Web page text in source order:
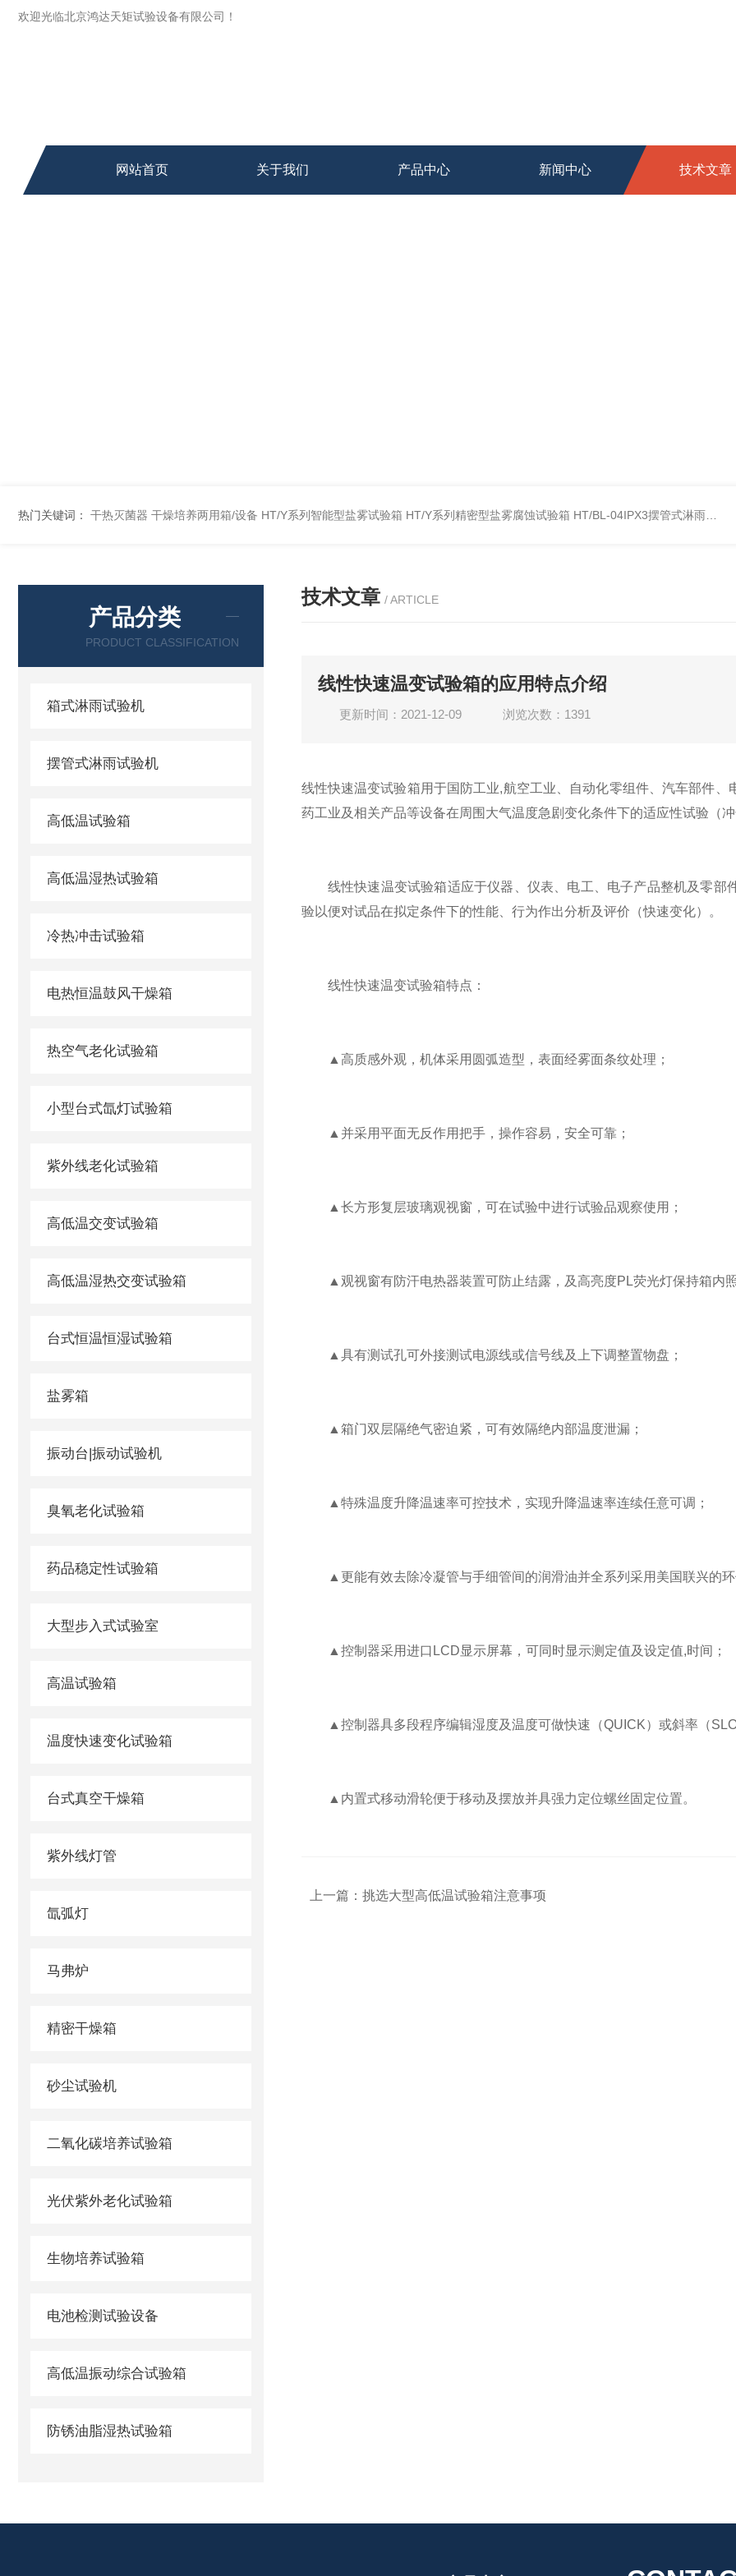
欢迎光临北京鸿达天矩试验设备有限公司！
网站首页 关于我们 产品中心 新闻中心 技术文章
热门关键词： 干热灭菌器 干燥培养两用箱/设备 HT/Y系列智能型盐雾试验箱 HT/Y系列精密型盐雾腐蚀试验箱 HT/BL-04IPX3摆管式淋雨试验机
产品分类
PRODUCT CLASSIFICATION
箱式淋雨试验机
摆管式淋雨试验机
高低温试验箱
高低温湿热试验箱
冷热冲击试验箱
电热恒温鼓风干燥箱
热空气老化试验箱
小型台式氙灯试验箱
紫外线老化试验箱
高低温交变试验箱
高低温湿热交变试验箱
台式恒温恒湿试验箱
盐雾箱
振动台|振动试验机
臭氧老化试验箱
药品稳定性试验箱
大型步入式试验室
高温试验箱
温度快速变化试验箱
台式真空干燥箱
紫外线灯管
氙弧灯
马弗炉
精密干燥箱
砂尘试验机
二氧化碳培养试验箱
光伏紫外老化试验箱
生物培养试验箱
电池检测试验设备
高低温振动综合试验箱
防锈油脂湿热试验箱
技术文章 / ARTICLE
线性快速温变试验箱的应用特点介绍
更新时间：2021-12-09 浏览次数：1391
线性快速温变试验箱用于国防工业,航空工业、自动化零组件、汽车部件
药工业及相关产品等设备在周围大气温度急剧变化条件下的适应性试验（
线性快速温变试验箱适应于仪器、仪表、电工、电子产品整机及零部
验以便对试品在拟定条件下的性能、行为作出分析及评价（快速变化）。
线性快速温变试验箱特点：
▲高质感外观，机体采用圆弧造型，表面经雾面条纹处理；
▲并采用平面无反作用把手，操作容易，安全可靠；
▲长方形复层玻璃观视窗，可在试验中进行试验品观察使用；
▲观视窗有防汗电热器装置可防止结露，及高亮度PL荧光灯保持箱内
▲具有测试孔可外接测试电源线或信号线及上下调整置物盘；
▲箱门双层隔绝气密迫紧，可有效隔绝内部温度泄漏；
▲特殊温度升降温速率可控技术，实现升降温速率连续任意可调；
▲更能有效去除冷凝管与手细管间的润滑油并全系列采用美国联兴的环
▲控制器采用进口LCD显示屏幕，可同时显示测定值及设定值,时间；
▲控制器具多段程序编辑湿度及温度可做快速（QUICK）或斜率（
▲内置式移动滑轮便于移动及摆放并具强力定位螺丝固定位置。
上一篇： 挑选大型高低温试验箱注意事项